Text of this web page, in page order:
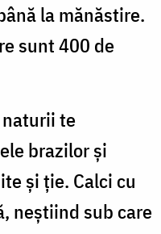
la mănăstire.
sunt 400 de
te
brazilor și
și ție. Calci cu
neștiind sub care